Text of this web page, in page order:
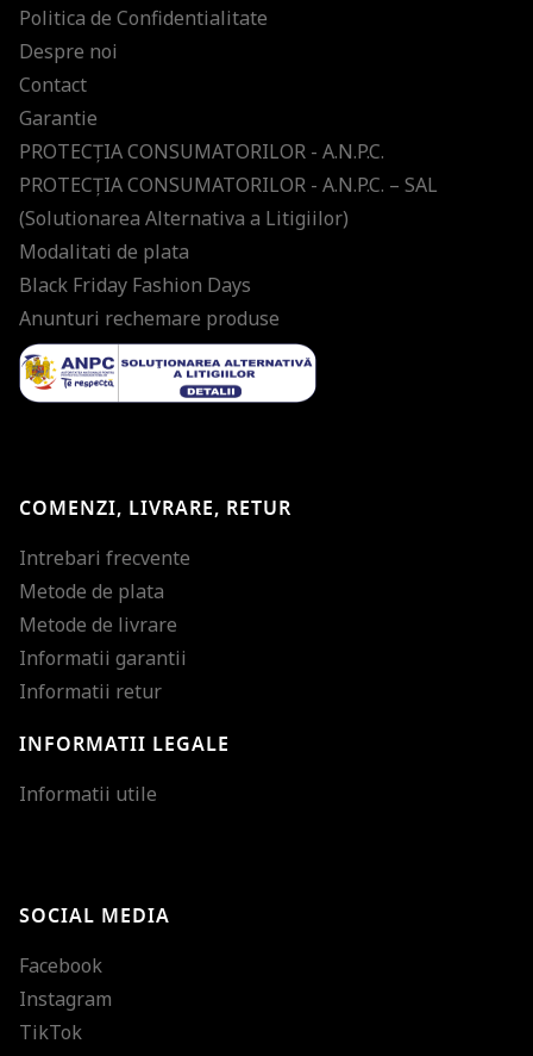
Politica de Confidentialitate
Despre noi
Contact
Garantie
PROTECŢIA CONSUMATORILOR - A.N.P.C.
PROTECŢIA CONSUMATORILOR - A.N.P.C. – SAL
(Solutionarea Alternativa a Litigiilor)
Modalitati de plata
Black Friday Fashion Days
Anunturi rechemare produse
COMENZI, LIVRARE, RETUR
Intrebari frecvente
Metode de plata
Metode de livrare
Informatii garantii
Informatii retur
INFORMATII LEGALE
Informatii utile
SOCIAL MEDIA
Facebook
Instagram
TikTok